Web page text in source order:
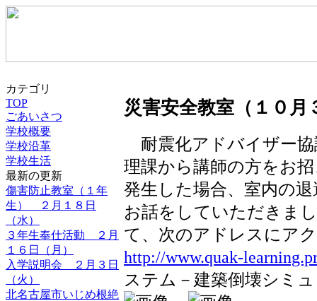
カテゴリ
TOP
ごあいさつ
学校概要
学校沿革
学校生活
最新の更新
傷害防止教室（１年
生） ２月１８日
（水）
３年生奉仕活動 ２月
１６日（月）
入学説明会 ２月３日
（火）
北名古屋市いじめ根絶
災害安全教室（１０月
耐震化アドバイザー協
理課から講師の方をお
発生した場合、室内の
お話をしていただきま
て、次のアドレスにア
http://www.quak-
ステム－建築倒壊シミ